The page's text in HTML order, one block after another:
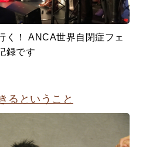
く！ ANCA世界自閉症フェ
録です
るということ